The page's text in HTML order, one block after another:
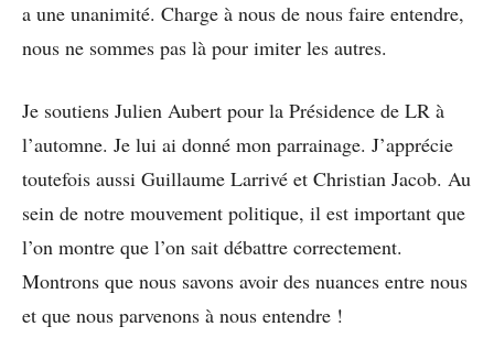
a une unanimité. Charge à nous de nous faire entendre,
nous ne sommes pas là pour imiter les autres.
Je soutiens Julien Aubert pour la Présidence de LR à
l’automne. Je lui ai donné mon parrainage. J’apprécie
toutefois aussi Guillaume Larrivé et Christian Jacob. Au
sein de notre mouvement politique, il est important que
l’on montre que l’on sait débattre correctement.
Montrons que nous savons avoir des nuances entre nous
et que nous parvenons à nous entendre !